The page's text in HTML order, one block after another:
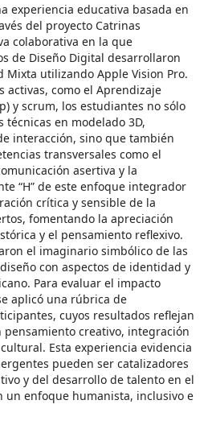
experiencia educativa basada en
del proyecto Catrinas
colaborativa en la que
de Diseño Digital desarrollaron
Mixta utilizando Apple Vision Pro.
activas, como el Aprendizaje
y scrum, los estudiantes no sólo
en modelado 3D,
interacción, sino que también
transversales como el
asertiva y la
“H” de este enfoque integrador
crítica y sensible de la
fomentando la apreciación
y el pensamiento reflexivo.
el imaginario simbólico de las
con aspectos de identidad y
Para evaluar el impacto
aplicó una rúbrica de
cuyos resultados reflejan
pensamiento creativo, integración
Esta experiencia evidencia
pueden ser catalizadores
y del desarrollo de talento en el
un enfoque humanista, inclusivo e